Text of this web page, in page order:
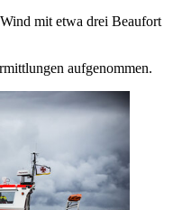
mit etwa drei Beaufort
aufgenommen.